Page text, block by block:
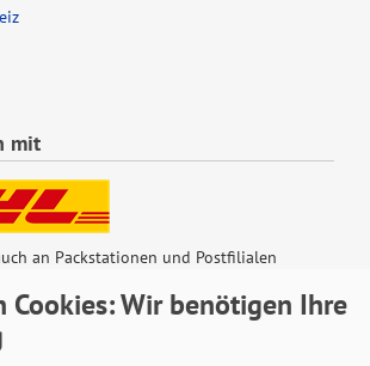
mit
an Packstationen und Postfilialen
Cookies: Wir benötigen Ihre